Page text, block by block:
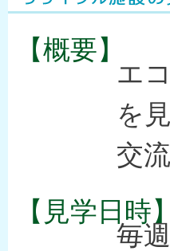
【概要】
エ
を
交
【見学日時】
毎